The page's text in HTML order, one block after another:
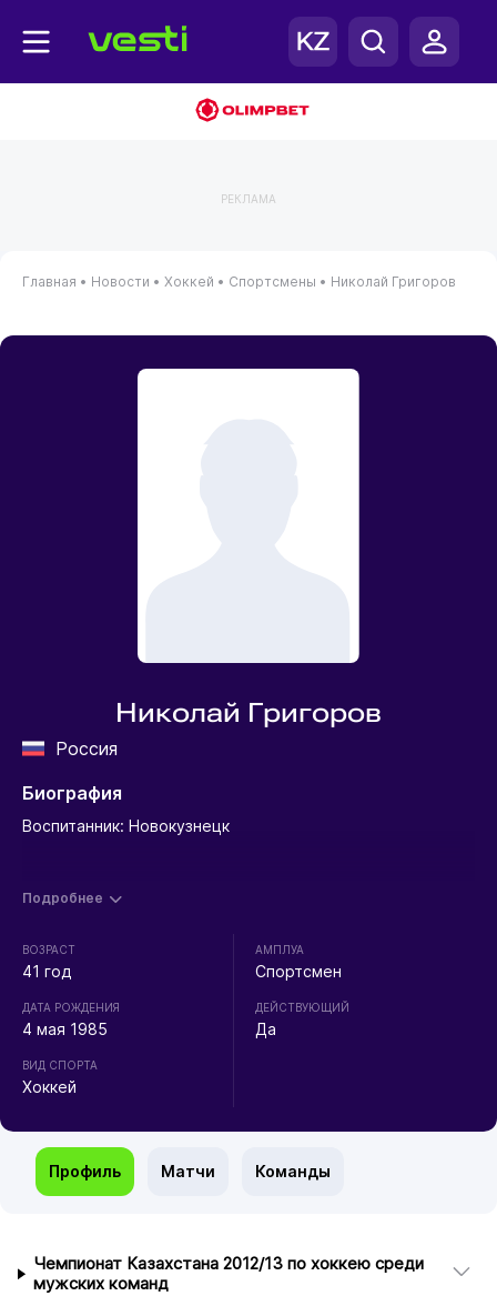
РЕКЛАМА
Главная • Новости • Хоккей • Спортсмены • Николай Григоров
Николай Григоров
Россия
Биография
Воспитанник: Новокузнецк
Подробнее
ВОЗРАСТ
41 год
ДАТА РОЖДЕНИЯ
4 мая 1985
ВИД СПОРТА
Хоккей
АМПЛУА
Спортсмен
ДЕЙСТВУЮЩИЙ
Да
Профиль Матчи Команды
Чемпионат Казахстана 2012/13 по хоккею среди
мужских команд